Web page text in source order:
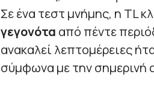
Σε ένα τεστ μνήμης, η TL
γεγονότα από πέντε
ανακαλεί λεπτομέρειες
σύμφωνα με την σημερινή